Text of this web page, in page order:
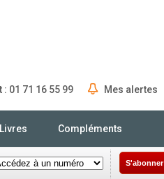
01 71 16 55 99 Mes alertes
Livres Compléments
S'abonner